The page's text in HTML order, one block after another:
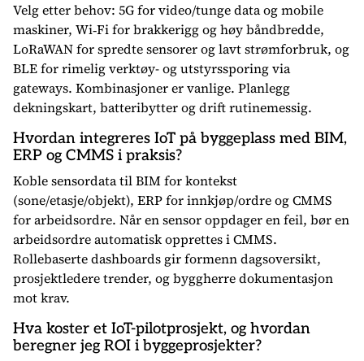
Velg etter behov: 5G for video/tunge data og mobile
maskiner, Wi‑Fi for brakkerigg og høy båndbredde,
LoRaWAN for spredte sensorer og lavt strømforbruk, og
BLE for rimelig verktøy- og utstyrssporing via
gateways. Kombinasjoner er vanlige. Planlegg
dekningskart, batteribytter og drift rutinemessig.
Hvordan integreres IoT på byggeplass med BIM,
ERP og CMMS i praksis?
Koble sensordata til BIM for kontekst
(sone/etasje/objekt), ERP for innkjøp/ordre og CMMS
for arbeidsordre. Når en sensor oppdager en feil, bør en
arbeidsordre automatisk opprettes i CMMS.
Rollebaserte dashboards gir formenn dagsoversikt,
prosjektledere trender, og byggherre dokumentasjon
mot krav.
Hva koster et IoT-pilotprosjekt, og hvordan
beregner jeg ROI i byggeprosjekter?